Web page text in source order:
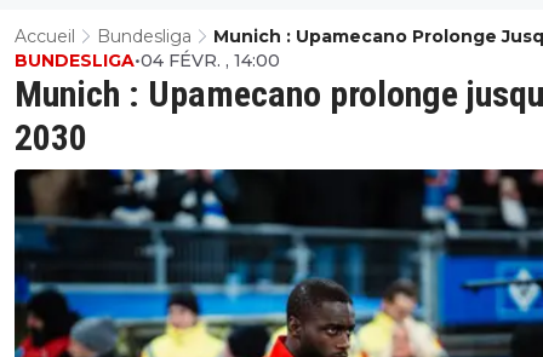
Accueil Bundesliga
Munich : Upamecano Prolonge
2030
Munich : Upamecano prolonge
2030
BUNDESLIGA•04 FÉVR. , 14:00